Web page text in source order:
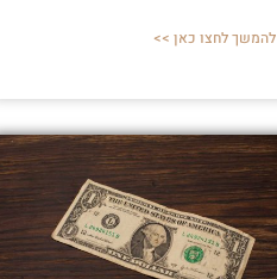
להמשך לחצו כאן >>